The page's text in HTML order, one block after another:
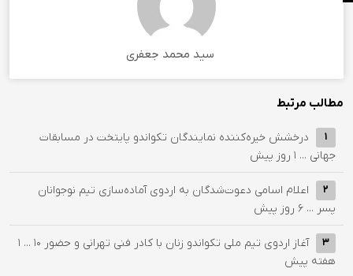
سید محمد جعفری
مطالب مرتبط
1
درخشش خیره‌کننده نمایندگان تکواندو پایتخت در مسابقات
جهانی ... 1 روز پیش
2
اعلام اسامی دعوت‌شدگان به اردوی آماده‌سازی تیم نوجوانان
پسر ... 6 روز پیش
3 آغاز اردوی تیم ملی تکواندو زنان با کادر فنی تهرانی و حضور ۱۰ ...
1
هفته پیش